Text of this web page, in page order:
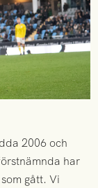
2006 och
har
gått. Vi